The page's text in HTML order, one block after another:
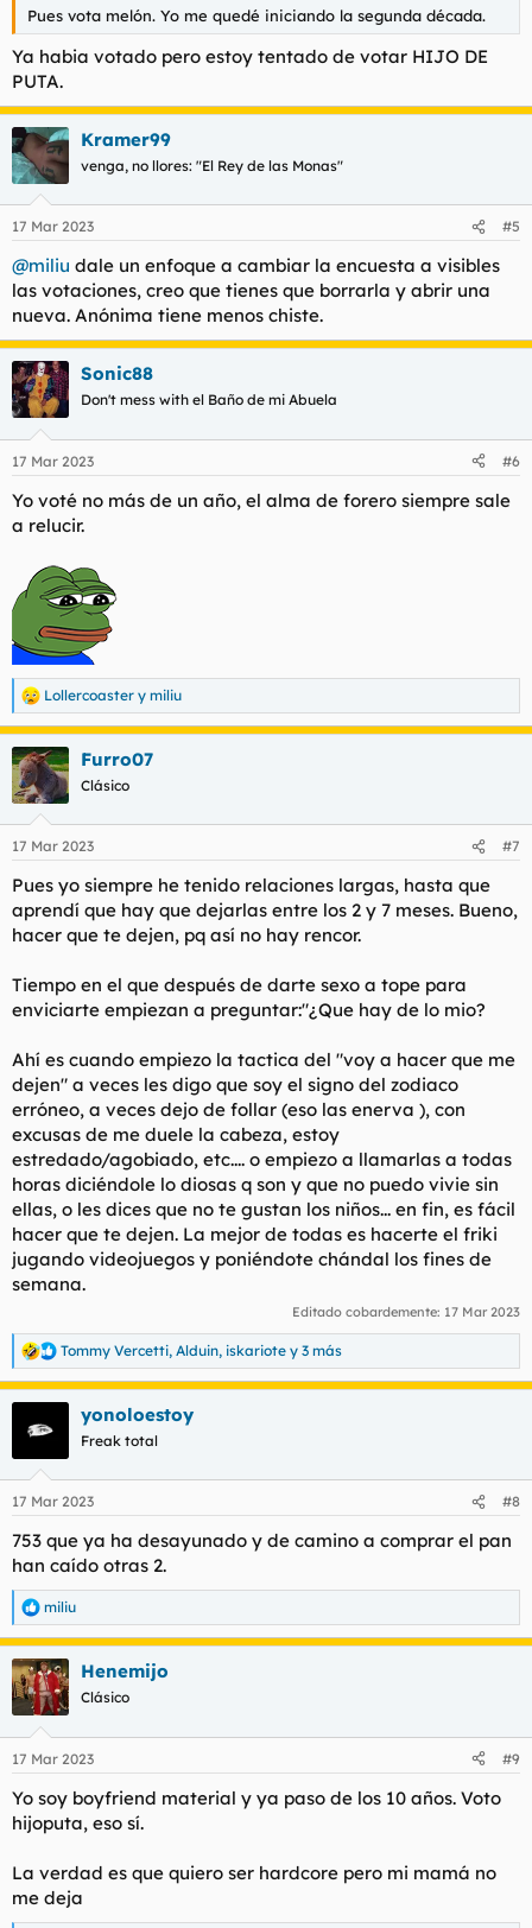
Pues vota melón. Yo me quedé iniciando la segunda década.
Ya habia votado pero estoy tentado de votar HIJO DE
PUTA.
Kramer99
venga, no llores: "El Rey de las Monas"
17 Mar 2023 #5
@miliu dale un enfoque a cambiar la encuesta a visibles
las votaciones, creo que tienes que borrarla y abrir una
nueva. Anónima tiene menos chiste.
Sonic88
Don't mess with el Baño de mi Abuela
17 Mar 2023 #6
Yo voté no más de un año, el alma de forero siempre sale
a relucir.
R
e
a
c
c
i
e
:
Lollercoaster y miliu
Furro07
Clásico
17 Mar 2023 #7
Pues yo siempre he tenido relaciones largas, hasta que
aprendí que hay que dejarlas entre los 2 y 7 meses. Bueno,
hacer que te dejen, pq así no hay rencor.
Tiempo en el que después de darte sexo a tope para
enviciarte empiezan a preguntar:"¿Que hay de lo mio?
Ahí es cuando empiezo la tactica del "voy a hacer que me
dejen" a veces les digo que soy el signo del zodiaco
erróneo, a veces dejo de follar (eso las enerva ), con
excusas de me duele la cabeza, estoy
estredado/agobiado, etc.... o empiezo a llamarlas a todas
horas diciéndole lo diosas q son y que no puedo vivie sin
ellas, o les dices que no te gustan los niños... en fin, es fácil
hacer que te dejen. La mejor de todas es hacerte el friki
jugando videojuegos y poniéndote chándal los fines de
semana.
Editado cobardemente: 17 Mar 2023
R
e
a
e
:
Tommy Vercetti, Alduin, iskariote y 3 más
yonoloestoy
Freak total
17 Mar 2023 #8
753 que ya ha desayunado y de camino a comprar el pan
han caído otras 2.
R
e
c
c
e
:
miliu
Henemijo
Clásico
17 Mar 2023 #9
Yo soy boyfriend material y ya paso de los 10 años. Voto
hijoputa, eso sí.
La verdad es que quiero ser hardcore pero mi mamá no
me deja